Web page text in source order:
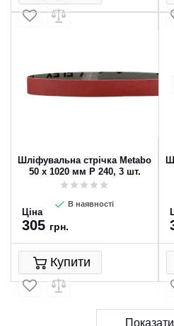
Шліфувальна стрічка Metabo
50 х 1020 мм P 240, 3 шт.
В наявності
Ціна
305 грн.
Купити